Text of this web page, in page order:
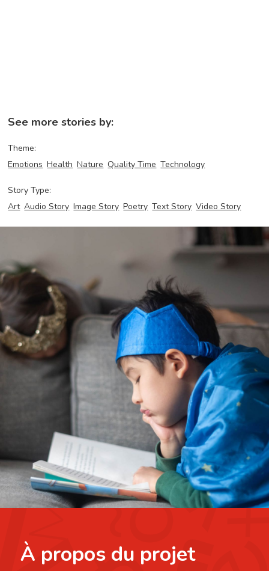
See more stories by:
Theme:
Emotions Health Nature Quality Time Technology
Story Type:
Art Audio Story Image Story Poetry Text Story Video Story
À propos du projet